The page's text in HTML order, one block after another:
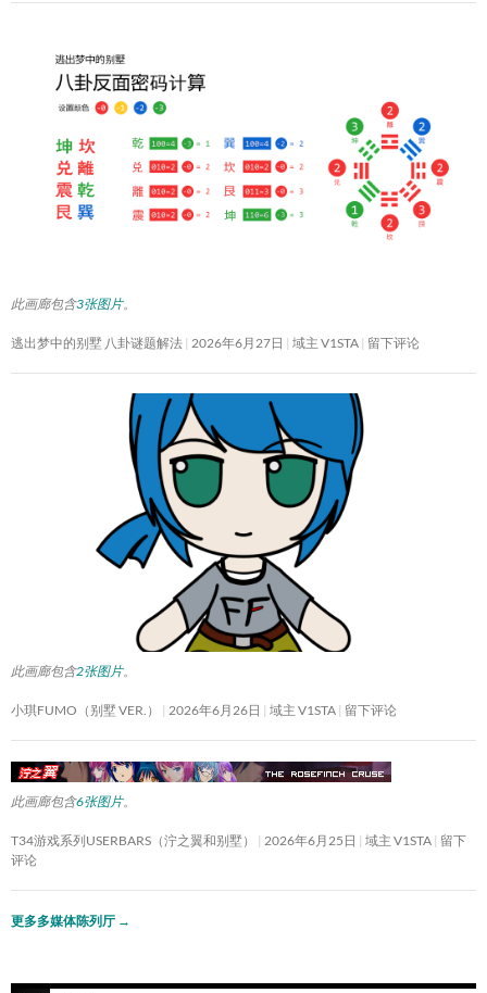
此画廊包含3张图片。
逃出梦中的别墅 八卦谜题解法 2026年6月27日 域主 V1STA 留下评论
此画廊包含2张图片。
小琪FUMO（别墅 VER.） 2026年6月26日 域主 V1STA 留下评论
此画廊包含6张图片。
T34游戏系列USERBARS（泞之翼和别墅） 2026年6月25日 域主 V1STA 留下
评论
更多多媒体陈列厅 →